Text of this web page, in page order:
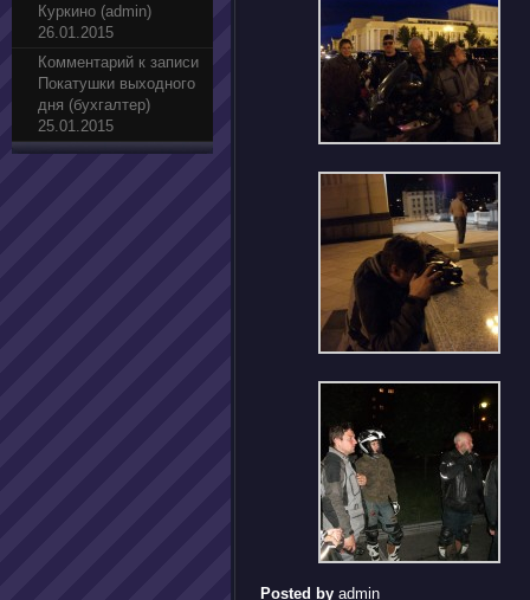
Куркино (admin)
26.01.2015
Комментарий к записи
Покатушки выходного
дня (бухгалтер)
25.01.2015
Posted by admin